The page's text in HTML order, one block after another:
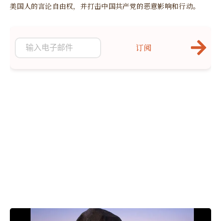
美国人的言论自由权，并打击中国共产党的恶意影响和行动。
订阅